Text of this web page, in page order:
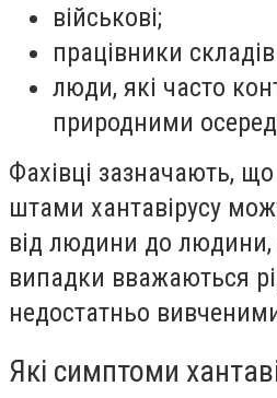
військові;
працівники складів
люди, які часто
природними
Фахівці зазначають,
штами хантавірусу
від людини до людини,
випадки вважаються
недостатньо
Які симптоми